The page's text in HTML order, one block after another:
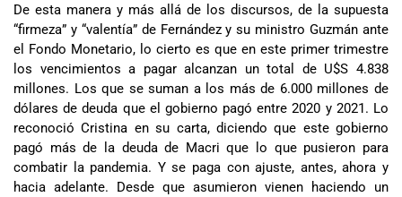
De esta manera y más allá de los discursos, de la supuesta
“firmeza” y “valentía” de Fernández y su ministro Guzmán ante
el Fondo Monetario, lo cierto es que en este primer trimestre
los vencimientos a pagar alcanzan un total de U$S 4.838
millones. Los que se suman a los más de 6.000 millones de
dólares de deuda que el gobierno pagó entre 2020 y 2021. Lo
reconoció Cristina en su carta, diciendo que este gobierno
pagó más de la deuda de Macri que lo que pusieron para
combatir la pandemia. Y se paga con ajuste, antes, ahora y
hacia adelante. Desde que asumieron vienen haciendo un